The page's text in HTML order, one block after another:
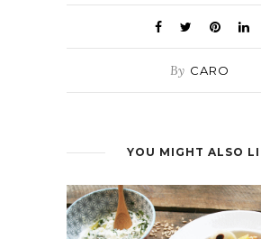
By CARO
YOU MIGHT ALSO